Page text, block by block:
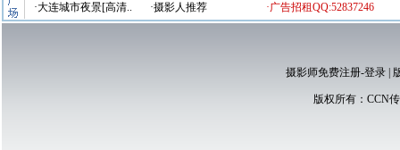
·大连城市夜景[高清..
·摄影人推荐 ·广告招租QQ:52837246
摄影师免费注册-登录|
版权所有： CCN